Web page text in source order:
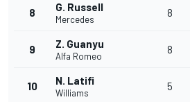
8 G. Russell
Mercedes
8
9 Z. Guanyu
Alfa Romeo
8
10 N. Latifi
Williams
5